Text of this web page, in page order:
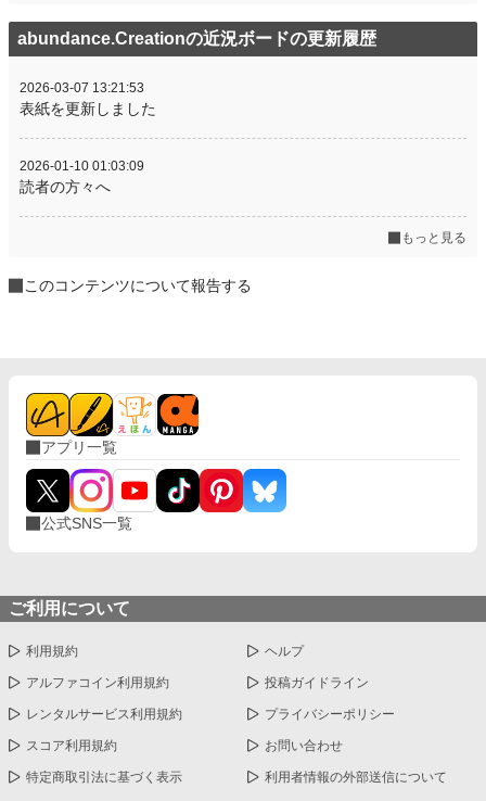
abundance.Creationの近況ボードの更新履歴
2026-03-07 13:21:53
表紙を更新しました
2026-01-10 01:03:09
読者の方々へ
もっと見る
このコンテンツについて報告する
アプリ一覧
公式SNS一覧
ご利用について
利用規約 ヘルプ
アルファコイン利用規約 投稿ガイドライン
レンタルサービス利用規約 プライバシーポリシー
スコア利用規約 お問い合わせ
特定商取引法に基づく表示 利用者情報の外部送信について